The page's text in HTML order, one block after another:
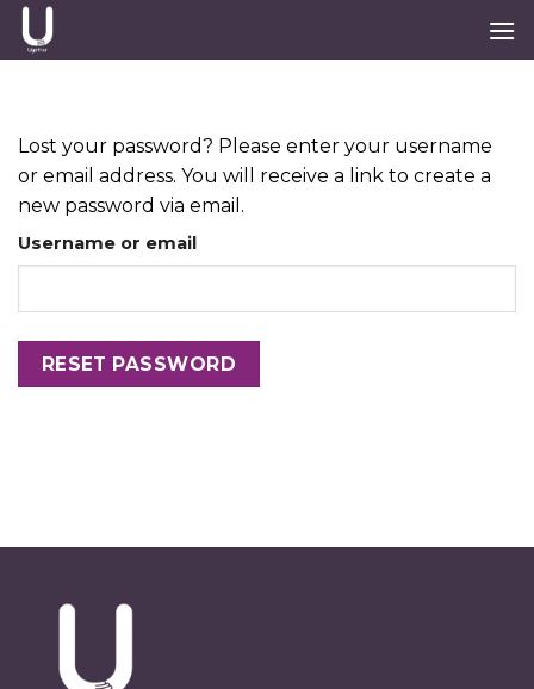
Skip
Lost your password? Please enter your username
or email address. You will receive a link to create a
new password via email.
Username or email
RESET PASSWORD